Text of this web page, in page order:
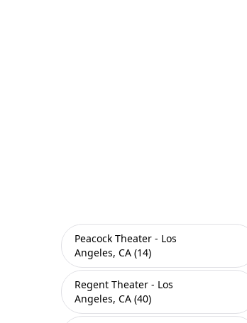
Peacock Theater - Los
Angeles, CA (14)
Regent Theater - Los
Angeles, CA (40)